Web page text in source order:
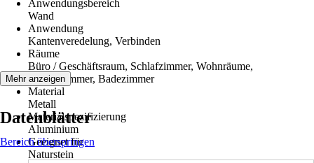
Anwendungsbereich
Wand
Anwendung
Kantenveredelung, Verbinden
Räume
Büro / Geschäftsraum, Schlafzimmer, Wohnräume,
Arbeitszimmer, Badezimmer
Material
Metall
Materialspezifizierung
Aluminium
Geeignet für
Naturstein
Mehr anzeigen
Datenblätter
Bereich überspringen